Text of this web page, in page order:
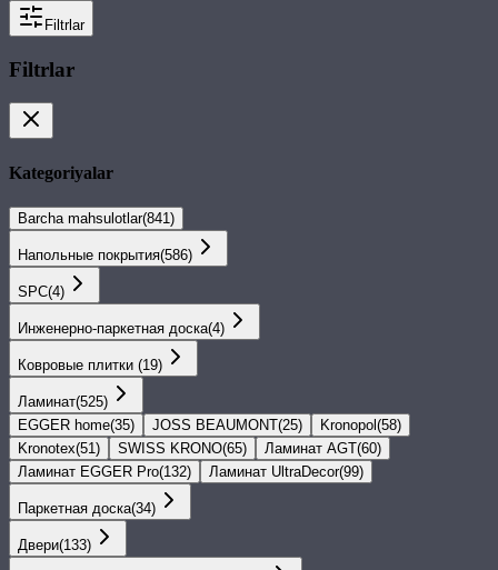
Filtrlar
Filtrlar
Kategoriyalar
Barcha mahsulotlar(841 )
Напольные покрытия(586)
SPС(4)
Инженерно-паркетная доска(4)
Ковровые плитки (19)
Ламинат(525)
EGGER home(35) JOSS BEAUMONT(25) Kronopol (58)
Kronotex(51 ) SWISS KRONO(65) Ламинат AGT(60)
Ламинат EGGER Pro(132) Ламинат UltraDecor(99)
Паркетная доска(34)
Двери(133)